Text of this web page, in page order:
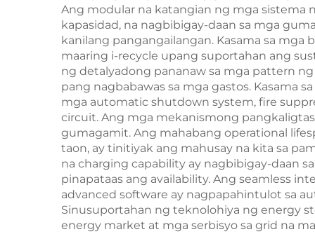
Ang modular na katangian ng mga sistema
kapasidad, na nagbibigay-daan sa mga
kanilang pangangailangan. Kasama sa
maaring i-recycle upang suportahan ang
ng detalyadong pananaw sa mga pattern
pang nagbabawas sa mga gastos. Kasama
mga automatic shutdown system, fire
circuit. Ang mga mekanismong
gumagamit. Ang mahabang operational
taon, ay tinitiyak ang mahusay na kita sa
na charging capability ay nagbibigay-daan
pinapataas ang availability. Ang seamless
advanced software ay nagpapahintulot sa
Sinusuportahan ng teknolohiya ng energy
energy market at mga serbisyo sa grid na